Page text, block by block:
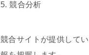
5. 競合分析
競合サイトが提供して